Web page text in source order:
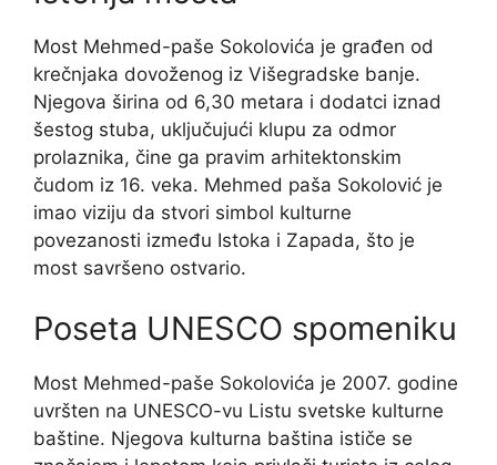
Most Mehmed-paše Sokolovića je građen od
krečnjaka dovoženog iz Višegradske banje.
Njegova širina od 6,30 metara i dodatci iznad
šestog stuba, uključujući klupu za odmor
prolaznika, čine ga pravim arhitektonskim
čudom iz 16. veka. Mehmed paša Sokolović je
imao viziju da stvori simbol kulturne
povezanosti između Istoka i Zapada, što je
most savršeno ostvario.
Poseta UNESCO spomeniku
Most Mehmed-paše Sokolovića je 2007. godine
uvršten na UNESCO-vu Listu svetske kulturne
baštine. Njegova kulturna baština ističe se